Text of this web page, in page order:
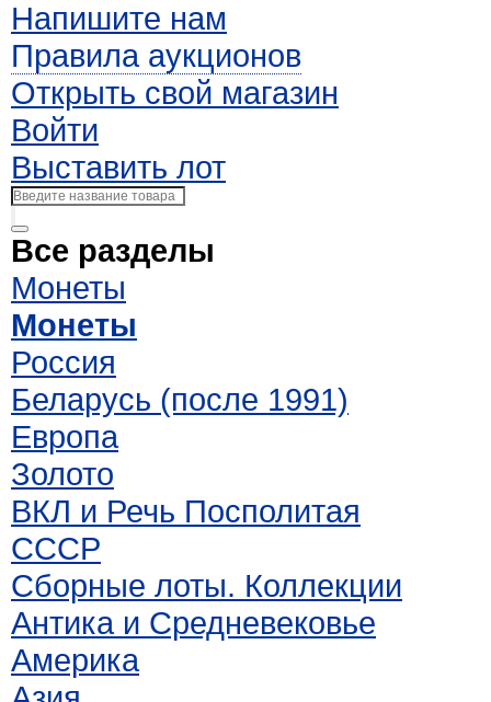
Напишите нам
Правила аукционов
Открыть свой магазин
Войти
Выставить лот
Все разделы
Монеты
Монеты
Россия
Беларусь (после 1991)
Европа
Золото
ВКЛ и Речь Посполитая
СССР
Сборные лоты. Коллекции
Антика и Средневековье
Америка